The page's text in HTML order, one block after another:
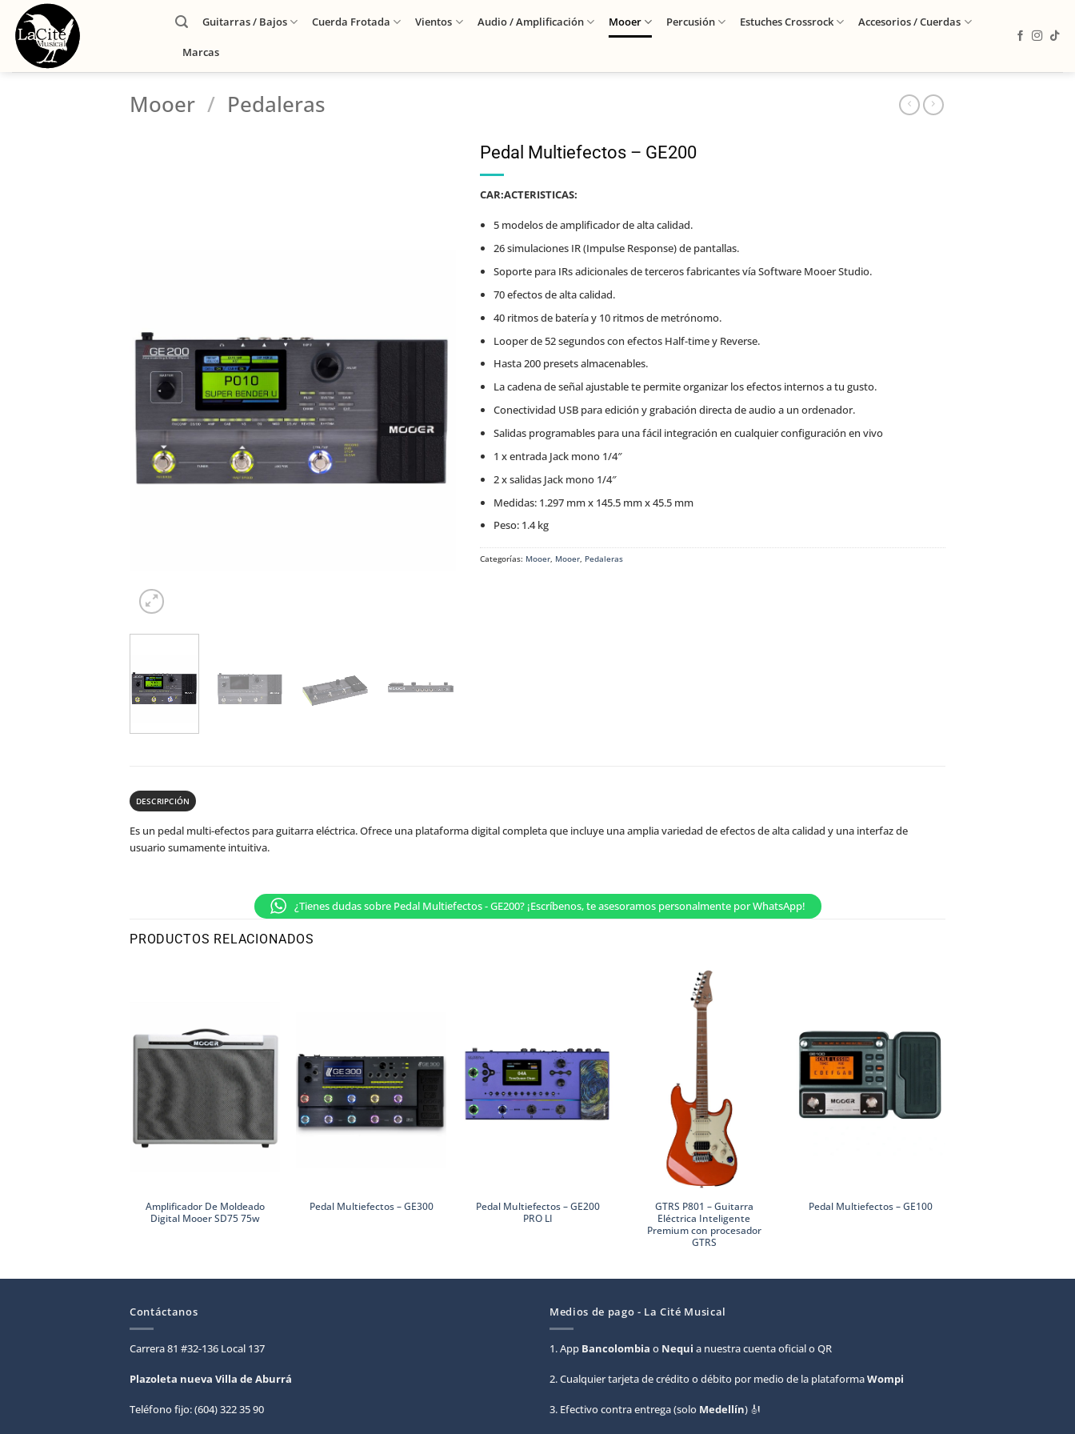
Guitarras / Bajos Cuerda Frotada Vientos Audio / Amplificación Mooer Percusión Estuches Crossrock Accesorios / Cuerdas
Marcas
Mooer / Pedaleras
Pedal Multiefectos – GE200
CAR:ACTERISTICAS:
5 modelos de amplificador de alta calidad.
26 simulaciones IR (Impulse Response) de pantallas.
Soporte para IRs adicionales de terceros fabricantes vía Software Mooer Studio.
70 efectos de alta calidad.
40 ritmos de batería y 10 ritmos de metrónomo.
Looper de 52 segundos con efectos Half-time y Reverse.
Hasta 200 presets almacenables.
La cadena de señal ajustable te permite organizar los efectos internos a tu gusto.
Conectividad USB para edición y grabación directa de audio a un ordenador.
Salidas programables para una fácil integración en cualquier configuración en vivo
1 x entrada Jack mono 1/4″
2 x salidas Jack mono 1/4″
Medidas: 1.297 mm x 145.5 mm x 45.5 mm
Peso: 1.4 kg
Categorías: Mooer, Mooer, Pedaleras
DESCRIPCIÓN
Es un pedal multi-efectos para guitarra eléctrica. Ofrece una plataforma digital completa que incluye una amplia variedad de efectos de alta calidad y una interfaz de
usuario sumamente intuitiva.
¿Tienes dudas sobre Pedal Multiefectos - GE200? ¡Escríbenos, te asesoramos personalmente por WhatsApp!
PRODUCTOS RELACIONADOS
Amplificador De Moldeado
Digital Mooer SD75 75w
Pedal Multiefectos – GE300
Pedal Multiefectos – GE200
PRO LI
GTRS P801 – Guitarra
Eléctrica Inteligente
Premium con procesador
GTRS
Pedal Multiefectos – GE100
Contáctanos
Carrera 81 #32-136 Local 137
Plazoleta nueva Villa deAburrá
Teléfono fijo: (604) 322 35 90
Medios de pago - La Cité Musical
1. App Bancolombia o Nequi a nuestra cuenta oficial o QR
2. Cualquier tarjeta de crédito o débito por medio de la plataformaWompi
3. Efectivo contra entrega (solo Medellín) 🎻